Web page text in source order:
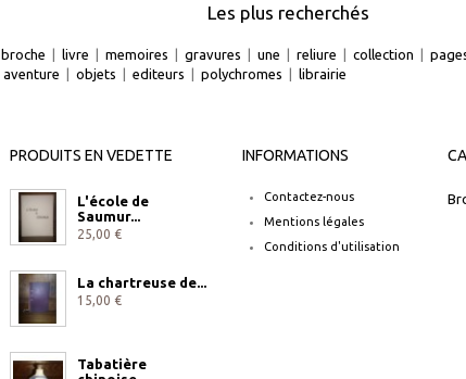
Les plus recherchés
broche | livre | memoires | gravures | une | reliure | collection |
aventure | objets | editeurs | polychromes | librairie
PRODUITS EN VEDETTE
L'école de
Saumur...
25,00 €
La chartreuse de...
15,00 €
Tabatière
INFORMATIONS
Contactez-nous
Mentions légales
Conditions d'utilisation